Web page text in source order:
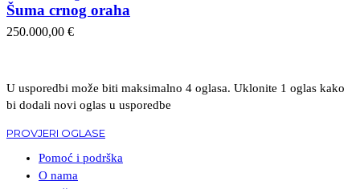
Šuma crnog oraha
250.000,00 €
U usporedbi može biti maksimalno 4 oglasa. Uklonite 1 oglas kako
bi dodali novi oglas u usporedbe
PROVJERI OGLASE
Pomoć i podrška
O nama